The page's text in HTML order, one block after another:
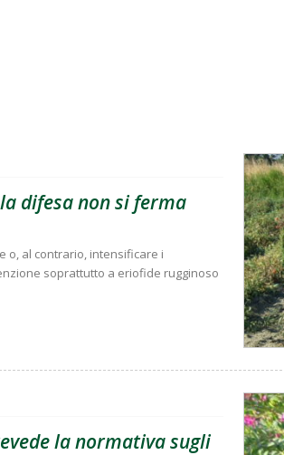
difesa non si ferma
o, al contrario, intensificare i
soprattutto a eriofide rugginoso
la normativa sugli